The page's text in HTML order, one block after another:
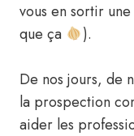
vous en sortir
que ça
).
De nos jours, de
la prospection
aider les